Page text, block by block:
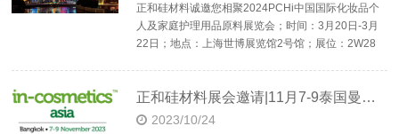
正和硅材料诚邀您相聚2024PCHi中国国际化妆品个
人及家庭护理用品原料展览会；时间：3月20日-3月
22日；地点：上海世博展览馆2号馆；展位：2W28
正和硅材料展会邀请|11月7-9泰国曼谷In-cosmetics Asia
2023/10/24